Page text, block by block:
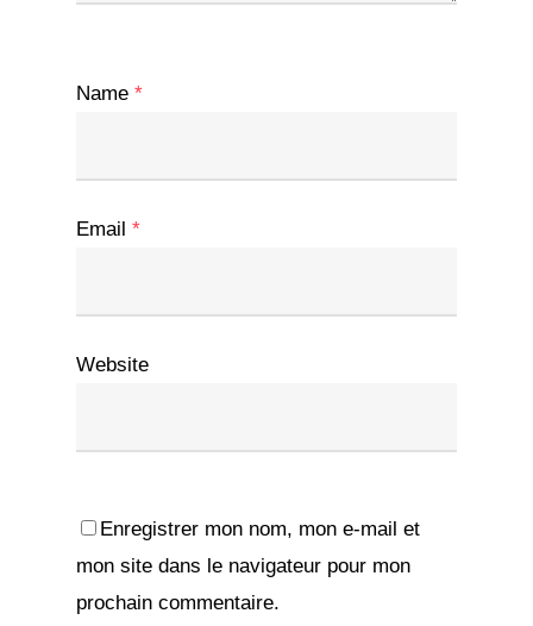
Name *
Email *
Website
Enregistrer mon nom, mon e-mail et
mon site dans le navigateur pour mon
prochain commentaire.